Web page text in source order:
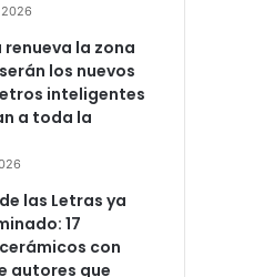
renueva la zona
los nuevos
inteligentes
a toda la
las Letras ya
17
con
autores que